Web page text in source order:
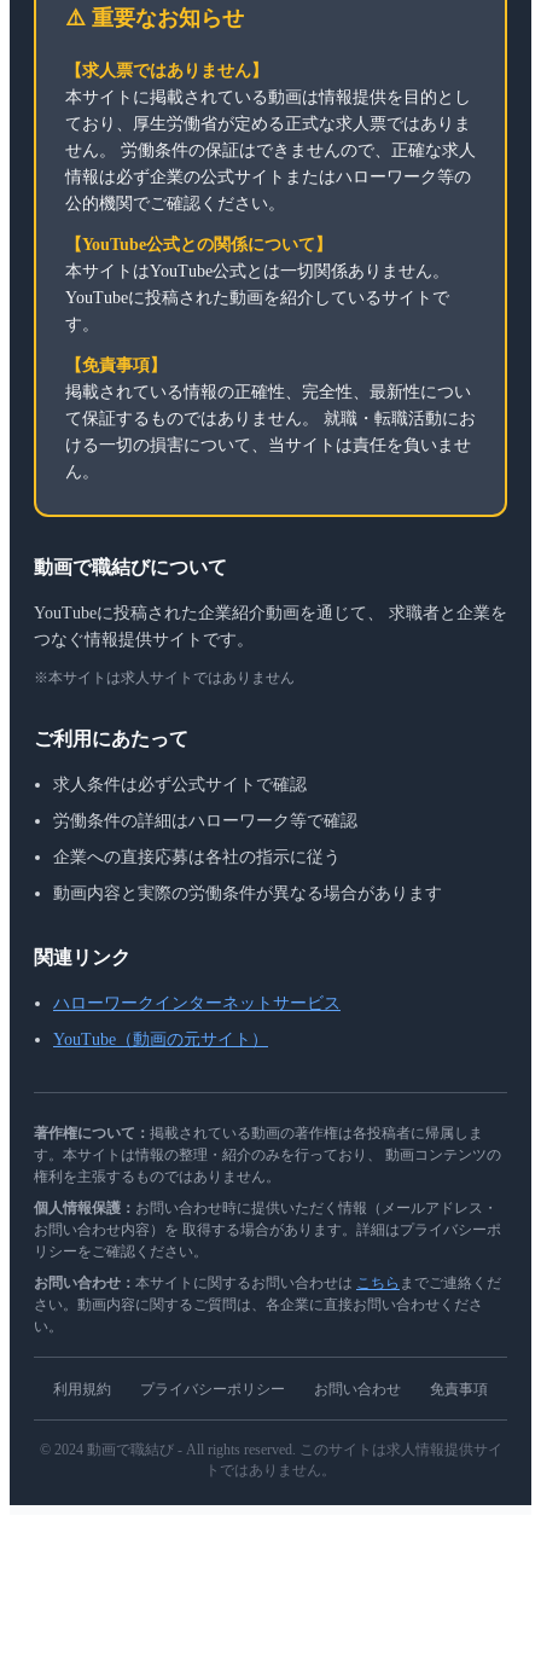
⚠️ 重要なお知らせ
【求人票ではありません】
本サイトに掲載されている動画は情報提供を目的とし
ており、厚生労働省が定める正式な求人票ではありま
せん。 労働条件の保証はできませんので、正確な求人
情報は必ず企業の公式サイトまたはハローワーク等の
公的機関でご確認ください。
【YouTube公式との関係について】
本サイトはYouTube公式とは一切関係ありません。
YouTubeに投稿された動画を紹介しているサイトで
す。
【免責事項】
掲載されている情報の正確性、完全性、最新性につい
て保証するものではありません。 就職・転職活動にお
ける一切の損害について、当サイトは責任を負いませ
ん。
動画で職結びについて
YouTubeに投稿された企業紹介動画を通じて、 求職者と企業を
つなぐ情報提供サイトです。
※本サイトは求人サイトではありません
ご利用にあたって
求人条件は必ず公式サイトで確認
労働条件の詳細はハローワーク等で確認
企業への直接応募は各社の指示に従う
動画内容と実際の労働条件が異なる場合があります
関連リンク
ハローワークインターネットサービス
YouTube（動画の元サイト）
著作権について： 掲載されている動画の著作権は各投稿者に帰属しま
す。本サイトは情報の整理・紹介のみを行っており、 動画コンテンツの
権利を主張するものではありません。
個人情報保護： お問い合わせ時に提供いただく情報（メールアドレス・
お問い合わせ内容）を 取得する場合があります。詳細はプライバシーポ
リシーをご確認ください。
お問い合わせ： 本サイトに関するお問い合わせは こちら までご連絡くだ
さい。動画内容に関するご質問は、各企業に直接お問い合わせくださ
い。
利用規約 プライバシーポリシー お問い合わせ 免責事項
© 2024 動画で職結び - All rights reserved. このサイトは求人情報提供サイ
トではありません。